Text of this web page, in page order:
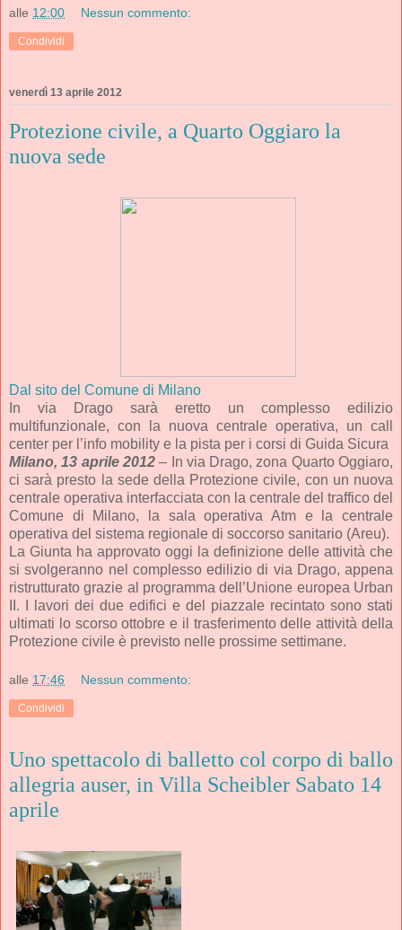
alle 12:00 Nessun commento:
Condividi
venerdì 13 aprile 2012
Protezione civile, a Quarto Oggiaro la
nuova sede
Dal sito del Comune di Milano
In via Drago sarà eretto un complesso edilizio
multifunzionale, con la nuova centrale operativa, un call
center per l’info mobility e la pista per i corsi di Guida Sicura
Milano, 13 aprile 2012 – In via Drago, zona Quarto Oggiaro,
ci sarà presto la sede della Protezione civile, con un nuova
centrale operativa interfacciata con la centrale del traffico del
Comune di Milano, la sala operativa Atm e la centrale
operativa del sistema regionale di soccorso sanitario (Areu).
La Giunta ha approvato oggi la definizione delle attività che
si svolgeranno nel complesso edilizio di via Drago, appena
ristrutturato grazie al programma dell’Unione europea Urban
II. I lavori dei due edifici e del piazzale recintato sono stati
ultimati lo scorso ottobre e il trasferimento delle attività della
Protezione civile è previsto nelle prossime settimane.
alle 17:46 Nessun commento:
Condividi
Uno spettacolo di balletto col corpo di ballo
allegria auser, in Villa Scheibler Sabato 14
aprile